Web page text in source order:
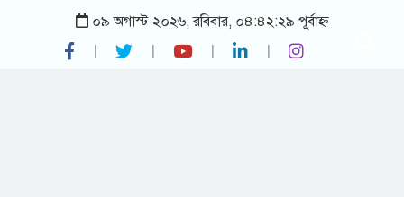
০৯ অগাস্ট ২০২৬, রবিবার, ০৪:৪২:২৯ পূর্বাহ্ন